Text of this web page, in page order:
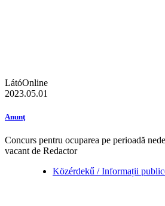
LátóOnline
2023.05.01
Anunţ
Concurs pentru ocuparea pe perioadă
vacant de Redactor
Közérdekű / Informații